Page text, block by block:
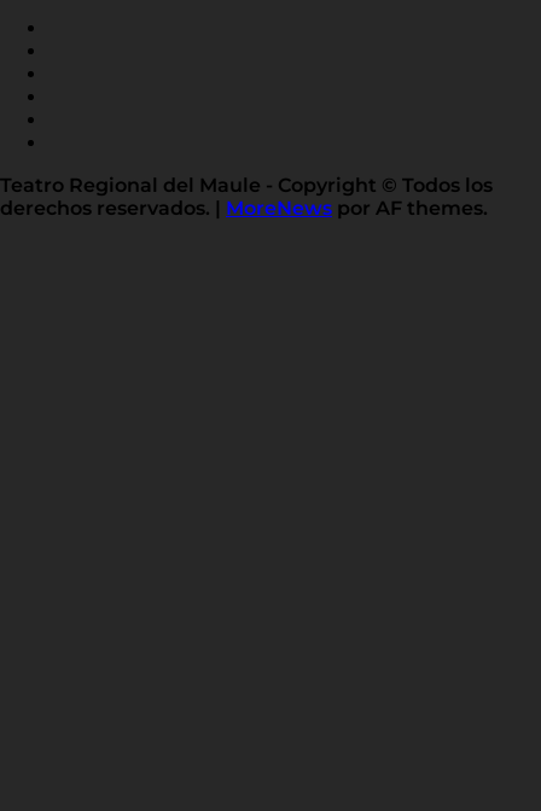
Teatro Regional del Maule - Copyright © Todos los
derechos reservados.
MoreNews por AF themes.